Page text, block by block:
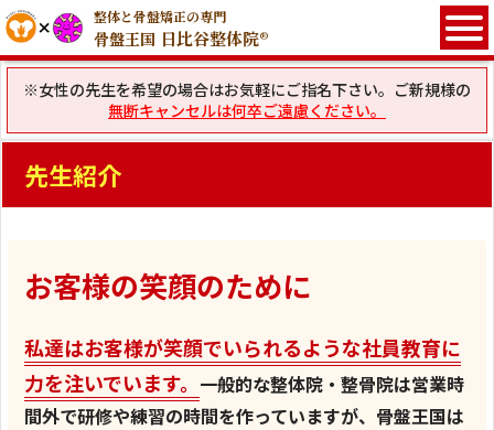
整体と骨盤矯正の専門
骨盤王国 日比谷整体院®
※女性の先生を希望の場合はお気軽にご指名下さい。ご新規様の
無断キャンセルは何卒ご遠慮ください。
先生紹介
お客様の笑顔のために
私達はお客様が笑顔でいられるような社員教育に
力を注いでいます。 一般的な整体院・整骨院は営業時
間外で研修や練習の時間を作っていますが、骨盤王国は